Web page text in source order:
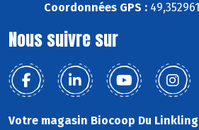
Coordonnées GPS :
Nous suivre sur
Votre magasin Biocoop Du